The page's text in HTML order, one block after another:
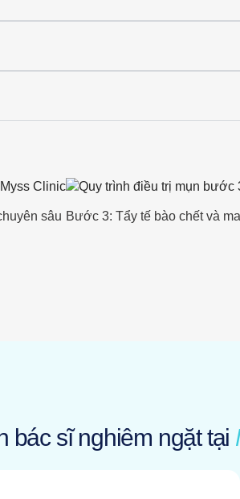
sâu Bước 3: Tẩy tế bào chết và
bác sĩ nghiêm ngặt tại